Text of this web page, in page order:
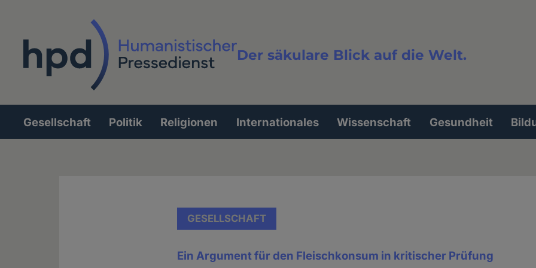
Der säkulare Blick auf die Welt.
Volltextsuche
Hauptnavigation
Gesellschaft Politik Religionen Internationales Wissenschaft Gesundheit
GESELLSCHAFT
Ein Argument für den Fleischkonsum in kritischer Prüfung